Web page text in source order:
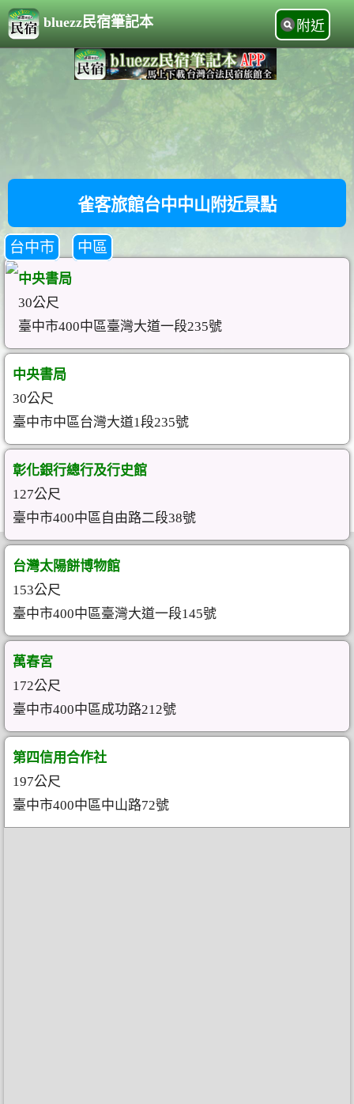
bluezz民宿筆記本 附近
雀客旅館台中中山附近景點
台中市 中區
中央書局
30公尺
臺中市400中區臺灣大道一段235號
中央書局
30公尺
臺中市中區台灣大道1段235號
彰化銀行總行及行史館
127公尺
臺中市400中區自由路二段38號
台灣太陽餅博物館
153公尺
臺中市400中區臺灣大道一段145號
萬春宮
172公尺
臺中市400中區成功路212號
第四信用合作社
197公尺
臺中市400中區中山路72號